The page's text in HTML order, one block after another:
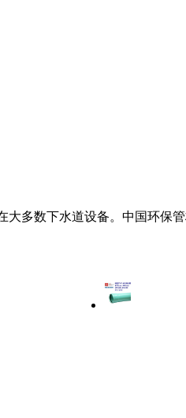
多数下水道设备。中国环保